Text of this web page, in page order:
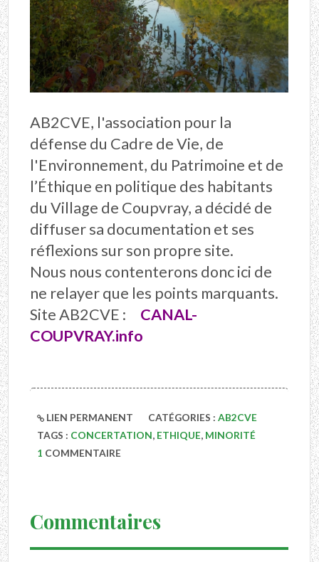
AB2CVE, l'association pour la
défense du Cadre de Vie, de
l'Environnement, du Patrimoine et de
l’Éthique en politique des habitants
du Village de Coupvray, a décidé de
diffuser sa documentation et ses
réflexions sur son propre site.
Nous nous contenterons donc ici de
ne relayer que les points marquants.
Site AB2CVE :
CANAL-
COUPVRAY.info
LIEN PERMANENT CATÉGORIES : AB2CVE
TAGS : CONCERTATION, ETHIQUE, MINORITÉ
1 COMMENTAIRE
Commentaires